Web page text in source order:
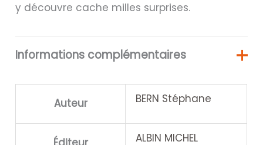
y découvre cache milles surprises.
Informations complémentaires
Auteur BERN Stéphane
ALBIN MICHEL